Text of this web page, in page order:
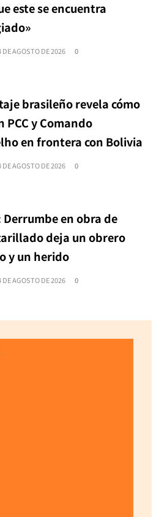
este se encuentra
DE AGOSTO DE 2026 0
brasileño revela cómo
PCC y Comando
en frontera con Bolivia
DE AGOSTO DE 2026 0
en obra de
deja un obrero
y un herido
DE AGOSTO DE 2026 0